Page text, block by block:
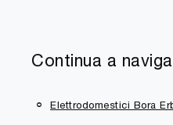
Continua a
Elettrodomestici Bora